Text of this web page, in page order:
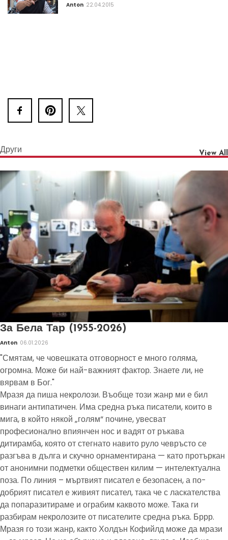
Anton 22.04.2015
Други View All
За Бела Тар (1955-2026)
Anton 06.01.2026
"Смятам, че човешката отговорност е много голяма,
огромна. Може би най-важният фактор. Знаете ли, не
вярвам в Бог."
Мразя да пиша некролози. Въобще този жанр ми е бил
винаги антипатичен. Има средна ръка писатели, които в
мига, в който някой „голям“ почине, увесват
професионално впиянчен нос и вадят от ръкава
дитирамба, която от стегнато навито руло чевръсто се
разгъва в дълга и скучно орнаментирана — като протъркан
от анонимни подметки обществен килим — интелектуална
поза. По линия – мъртвият писател е безопасен, а по-
добрият писател е живият писател, така че с ласкателства
да попаразитираме и ограбим каквото може. Така ги
разбирам некролозите от писателите средна ръка. Бррр.
Мразя го този жанр, както Холдън Кофийлд може да мрази